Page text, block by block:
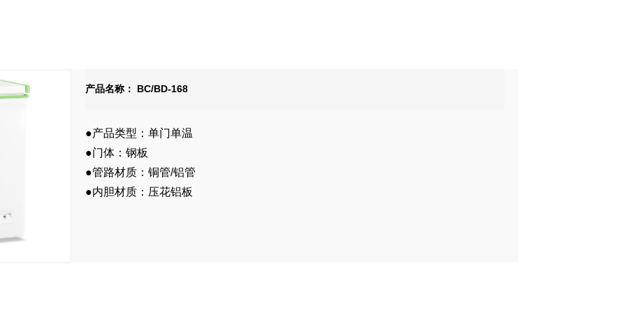
产品名称： BC/BD-168
●产品类型：单门单温
●门体：钢板
●管路材质：铜管/铝管
●内胆材质：压花铝板